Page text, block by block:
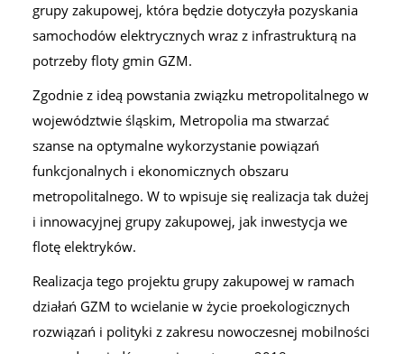
grupy zakupowej, która będzie dotyczyła pozyskania
samochodów elektrycznych wraz z infrastrukturą na
potrzeby floty gmin GZM.
Zgodnie z ideą powstania związku metropolitalnego w
województwie śląskim, Metropolia ma stwarzać
szanse na optymalne wykorzystanie powiązań
funkcjonalnych i ekonomicznych obszaru
metropolitalnego. W to wpisuje się realizacja tak dużej
i innowacyjnej grupy zakupowej, jak inwestycja we
flotę elektryków.
Realizacja tego projektu grupy zakupowej w ramach
działań GZM to wcielanie w życie proekologicznych
rozwiązań i polityki z zakresu nowoczesnej mobilności